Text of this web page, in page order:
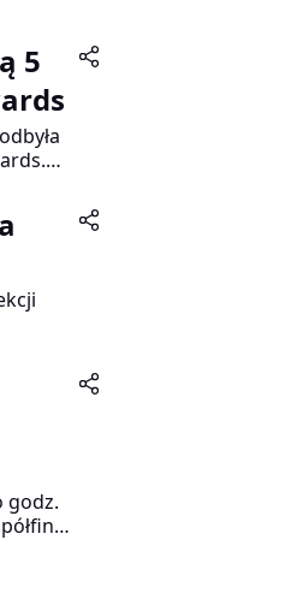
5
godz.
mogli